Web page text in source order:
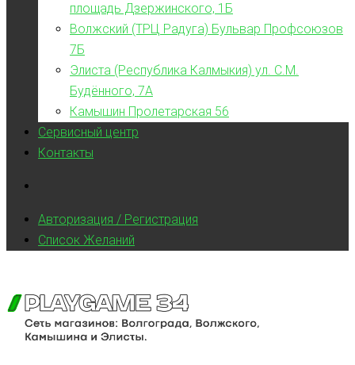
площадь Дзержинского, 1Б
Волжский (ТРЦ Радуга) Бульвар Профсоюзов
7Б
Элиста (Республика Калмыкия) ул. С.М.
Будённого, 7А
Камышин Пролетарская 56
Сервисный центр
Контакты
Авторизация / Регистрация
Список Желаний